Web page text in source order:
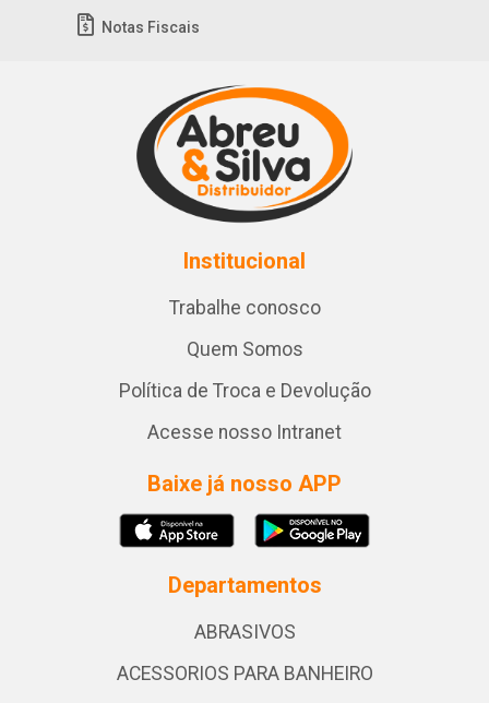
Notas Fiscais
Institucional
Trabalhe conosco
Quem Somos
Política de Troca e Devolução
Acesse nosso Intranet
Baixe já nosso APP
Departamentos
ABRASIVOS
ACESSORIOS PARA BANHEIRO